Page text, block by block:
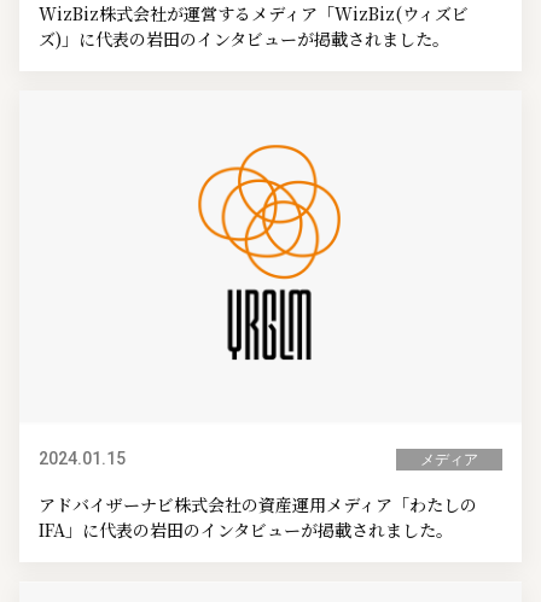
WizBiz株式会社が運営するメディア「WizBiz(ウィズビ
ズ)」に代表の岩田のインタビューが掲載されました。
2024.01.15 メディア
アドバイザーナビ株式会社の資産運用メディア「わたしの
IFA」に代表の岩田のインタビューが掲載されました。